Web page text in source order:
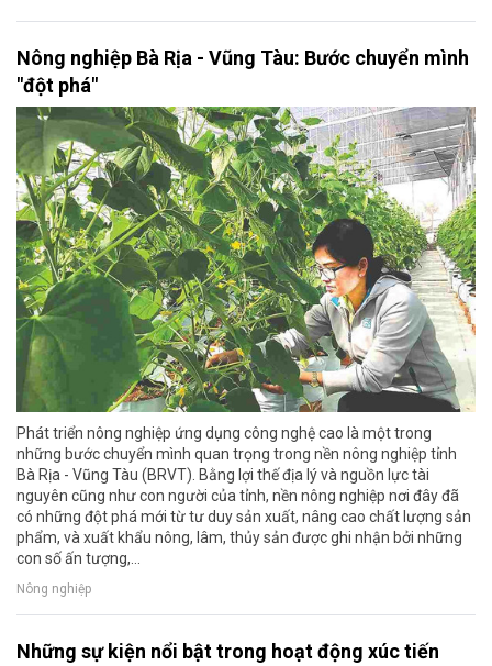
Nông nghiệp Bà Rịa - Vũng Tàu: Bước chuyển mình
"đột phá"
Phát triển nông nghiệp ứng dụng công nghệ cao là một trong
những bước chuyển mình quan trọng trong nền nông nghiệp tỉnh
Bà Rịa - Vũng Tàu (BRVT). Bằng lợi thế địa lý và nguồn lực tài
nguyên cũng như con người của tỉnh, nền nông nghiệp nơi đây đã
có những đột phá mới từ tư duy sản xuất, nâng cao chất lượng sản
phẩm, và xuất khẩu nông, lâm, thủy sản được ghi nhận bởi những
con số ấn tượng,...
Nông nghiệp
Những sự kiện nổi bật trong hoạt động xúc tiến